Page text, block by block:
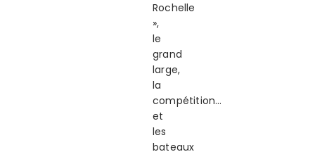
Rochelle
»,
le
grand
large,
la
compétition…
et
les
bateaux